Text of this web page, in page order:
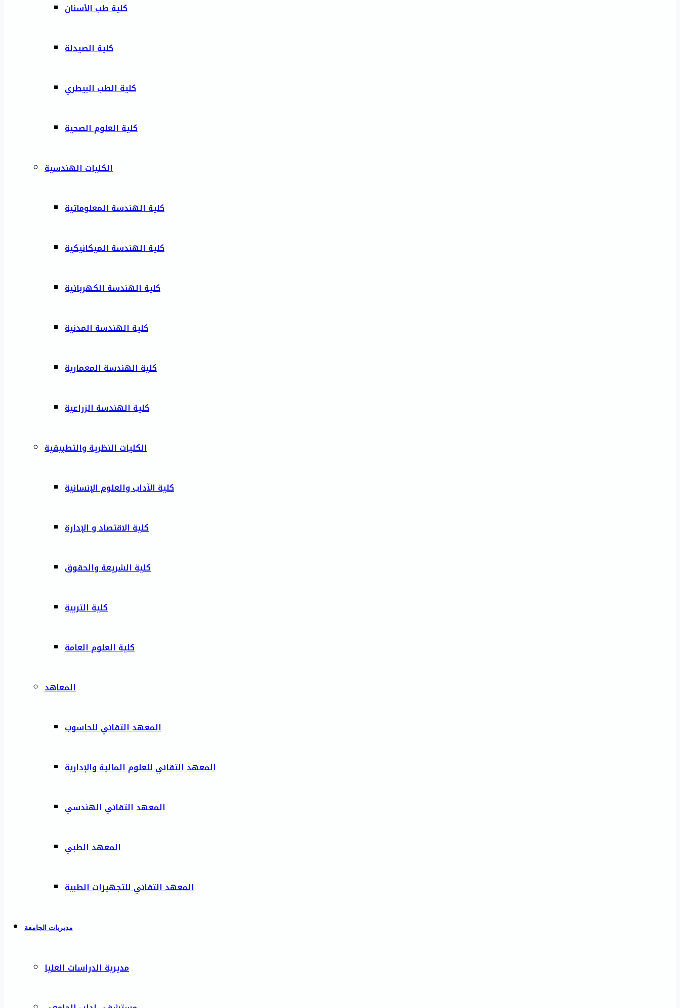
كلية طب الأسنان
كلية الصيدلة
كلية الطب البيطري
كلية العلوم الصحية
الكليات الهندسية
كلية الهندسة المعلوماتية
كلية الهندسة الميكانيكية
كلية الهندسة الكهربائية
كلية الهندسة المدنية
كلية الهندسة المعمارية
كلية الهندسة الزراعية
الكليات النظرية والتطبيقية
كلية الآداب والعلوم الإنسانية
كلية الاقتصاد و الإدارة
كلية الشريعة والحقوق
كلية التربية
كلية العلوم العامة
المعاهد
المعهد التقاني للحاسوب
المعهد التقاني للعلوم المالية والإدارية
المعهد التقاني الهندسي
المعهد الطبي
المعهد التقاني للتجهيزات الطبية
مديريات الجامعة
مديرية الدراسات العليا